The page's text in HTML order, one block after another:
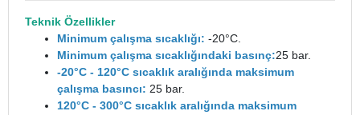
Teknik Özellikler
Minimum çalışma sıcaklığı: -20°C.
Minimum çalışma sıcaklığındaki basınç:25 bar.
-20°C - 120°C sıcaklık aralığında maksimum
çalışma basıncı: 25 bar.
120°C - 300°C sıcaklık aralığında maksimum